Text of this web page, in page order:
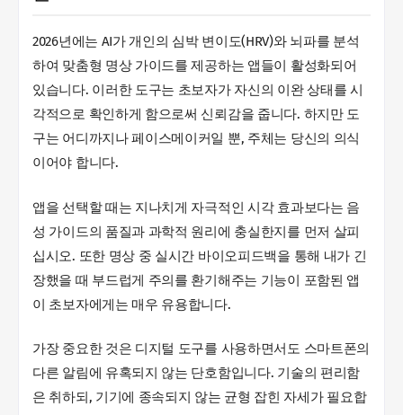
2026년에는 AI가 개인의 심박 변이도(HRV)와 뇌파를 분석
하여 맞춤형 명상 가이드를 제공하는 앱들이 활성화되어
있습니다. 이러한 도구는 초보자가 자신의 이완 상태를 시
각적으로 확인하게 함으로써 신뢰감을 줍니다. 하지만 도
구는 어디까지나 페이스메이커일 뿐, 주체는 당신의 의식
이어야 합니다.
앱을 선택할 때는 지나치게 자극적인 시각 효과보다는 음
성 가이드의 품질과 과학적 원리에 충실한지를 먼저 살피
십시오. 또한 명상 중 실시간 바이오피드백을 통해 내가 긴
장했을 때 부드럽게 주의를 환기해주는 기능이 포함된 앱
이 초보자에게는 매우 유용합니다.
가장 중요한 것은 디지털 도구를 사용하면서도 스마트폰의
다른 알림에 유혹되지 않는 단호함입니다. 기술의 편리함
은 취하되, 기기에 종속되지 않는 균형 잡힌 자세가 필요합